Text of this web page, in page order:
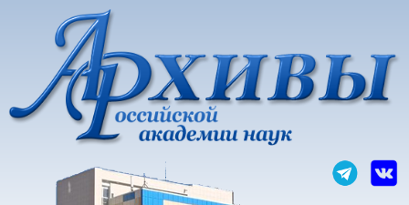
основному
содержанию